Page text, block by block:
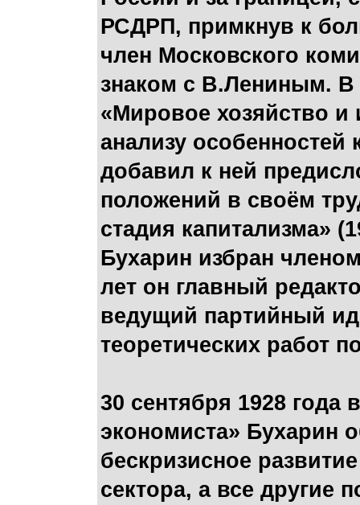
РСДРП, примкнув к
член Московского
знаком с В.Лениным. В
«Мировое хозяйство
анализу особенностей
добавил к ней
положений в своём
стадия капитализма»
Бухарин избран
лет он главный
ведущий партийный
теоретических работ
30 сентября 1928 года
экономиста» Бухарин
бескризисное
сектора, а все другие